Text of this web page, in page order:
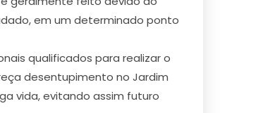
em um determinado ponto
qualificados para realizar o
desentupimento no Jardim
vida, evitando assim futuro